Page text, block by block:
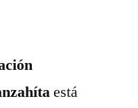
está